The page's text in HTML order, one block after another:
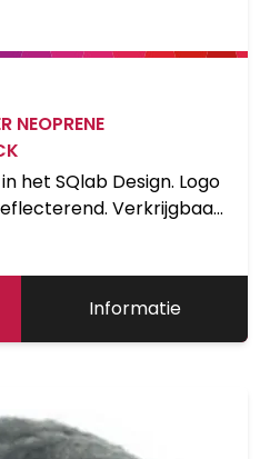
NEOPRENE
het SQlab Design. Logo
Verkrijgbaar
(S=Race,
Informatie